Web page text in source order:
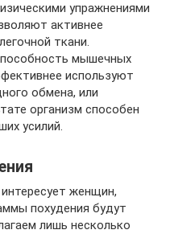
упражнениями
активнее
ткани.
мышечных
используют
обмена, или
организм способен
усилий.
женщин,
похудения будут
лишь несколько